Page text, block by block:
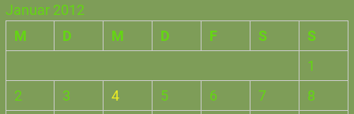
Januar 2012
M
D M D F S
S
1
2
3 4 5 6 7
8